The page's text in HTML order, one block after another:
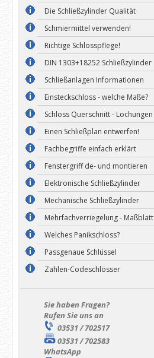
Die Schließzylinder Qualität
Schmiermittel verwenden!
Richtige Schlosspflege!
DIN 1303+18252 Schließzylinder
Schließanlagen Informationen
Einsteckschloss - welche Maße?
Schloss Querschnitt - Lochungen
Einen Schließplan entwerfen!
Fachbegriffe einfach erklärt
Fenstergriff de- und montieren
Elektronische Schließzylinder
Mechanische Schließzylinder
Mehrfachverriegelung - Maßblatt
Welches Panikschloss?
Passgenaue Schlüssel
Zahlen-Codeschlösser
Sie haben Fragen?
Rufen Sie uns an
03531 / 702517
03531 / 702583
WhatsApp